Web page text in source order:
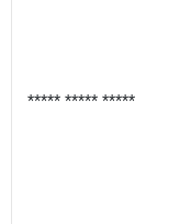
***** ***** *****